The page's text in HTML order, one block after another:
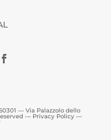
— Via Palazzolo dello
— Privacy Policy—